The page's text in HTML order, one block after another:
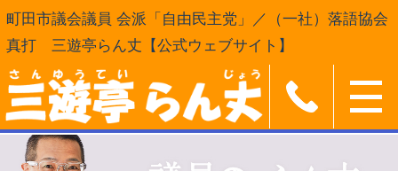
町田市議会議員 会派「自由民主党」／（一社）落語協会
真打 三遊亭らん丈【公式ウェブサイト】